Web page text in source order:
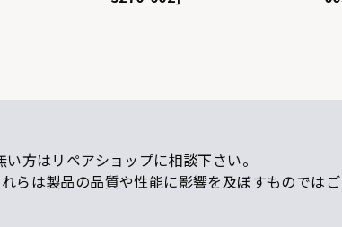
方はリペアショップに相談下さい。
は製品の品質や性能に影響を及ぼすものではご